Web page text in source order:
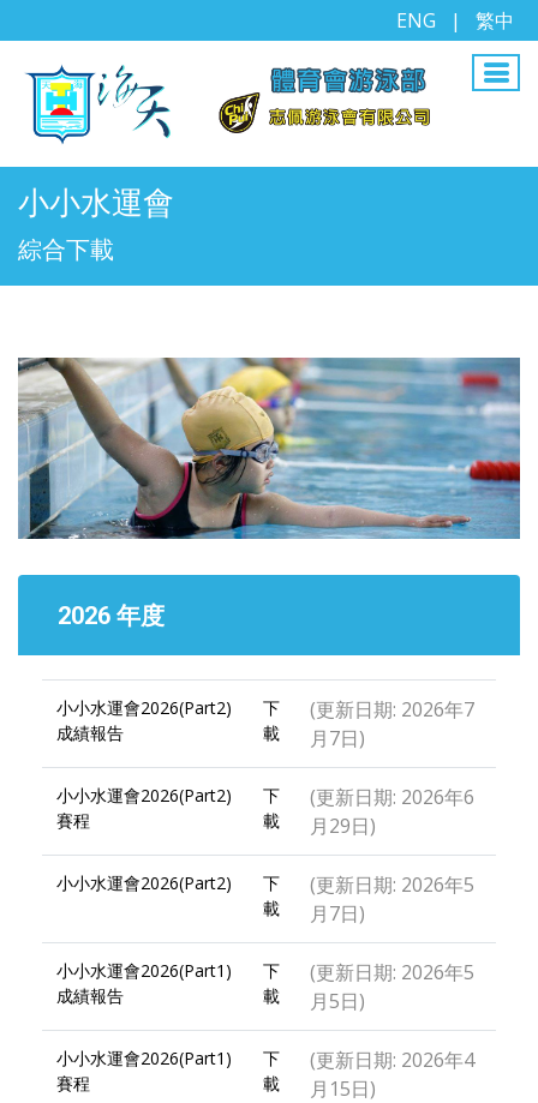
ENG | 繁中
小小水運會
綜合下載
2026 年度
小小水運會2026(Part2)
成績報告
下
載
(更新日期: 2026年7
月7日)
小小水運會2026(Part2)
賽程
下
載
(更新日期: 2026年6
月29日)
小小水運會2026(Part2)
下
載
(更新日期: 2026年5
月7日)
小小水運會2026(Part1)
成績報告
下
載
(更新日期: 2026年5
月5日)
小小水運會2026(Part1)
賽程
下
載
(更新日期: 2026年4
月15日)